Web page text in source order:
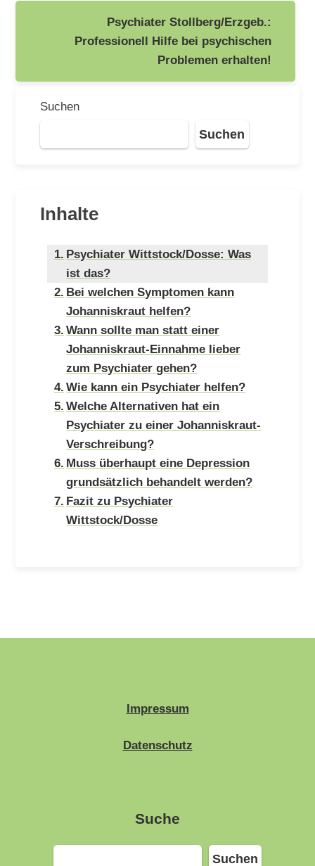
Psychiater Stollberg/Erzgeb.:
Professionell Hilfe bei psychischen
Problemen erhalten!
Suchen
Suchen
Inhalte
Psychiater Wittstock/Dosse: Was
ist das?
Bei welchen Symptomen kann
Johanniskraut helfen?
Wann sollte man statt einer
Johanniskraut-Einnahme lieber
zum Psychiater gehen?
Wie kann ein Psychiater helfen?
Welche Alternativen hat ein
Psychiater zu einer Johanniskraut-
Verschreibung?
Muss überhaupt eine Depression
grundsätzlich behandelt werden?
Fazit zu Psychiater
Wittstock/Dosse
Impressum
Datenschutz
Suche
Suchen
Suchen